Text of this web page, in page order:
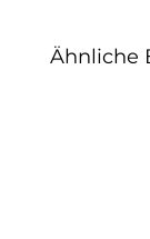
Ähnliche